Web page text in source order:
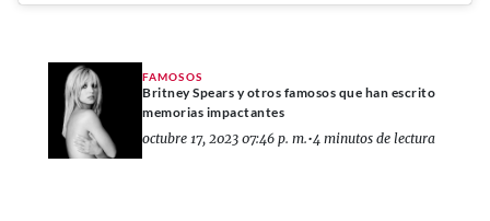
FAMOSOS
Britney Spears y otros famosos que han escrito
memorias impactantes
octubre 17, 2023 07:46 p. m.•4 minutos de lectura